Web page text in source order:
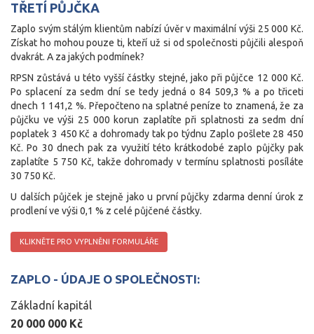
TŘETÍ PŮJČKA
Zaplo svým stálým klientům nabízí úvěr v maximální výši 25 000 Kč.
Získat ho mohou pouze ti, kteří už si od společnosti půjčili alespoň
dvakrát. A za jakých podmínek?
RPSN zůstává u této vyšší částky stejné, jako při půjčce 12 000 Kč.
Po splacení za sedm dní se tedy jedná o 84 509,3 % a po třiceti
dnech 1 141,2 %. Přepočteno na splatné peníze to znamená, že za
půjčku ve výši 25 000 korun zaplatíte při splatnosti za sedm dní
poplatek 3 450 Kč a dohromady tak po týdnu Zaplo pošlete 28 450
Kč. Po 30 dnech pak za využití této krátkodobé zaplo půjčky pak
zaplatíte 5 750 Kč, takže dohromady v termínu splatnosti posíláte
30 750 Kč.
U dalších půjček je stejně jako u první půjčky zdarma denní úrok z
prodlení ve výši 0,1 % z celé půjčené částky.
KLIKNĚTE PRO VYPLNĚNI FORMULÁŘE
ZAPLO - ÚDAJE O SPOLEČNOSTI:
Základní kapitál
20 000 000 Kč